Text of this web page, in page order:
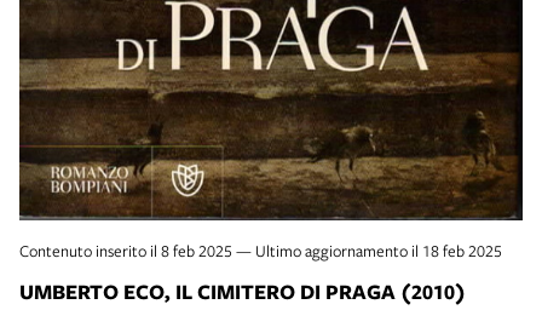
Contenuto inserito il 8 feb 2025 — Ultimo aggiornamento il 18 feb 2025
UMBERTO ECO, IL CIMITERO DI PRAGA (2010)